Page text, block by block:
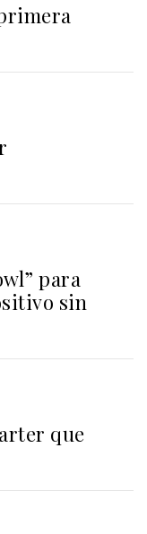
para
sin
que